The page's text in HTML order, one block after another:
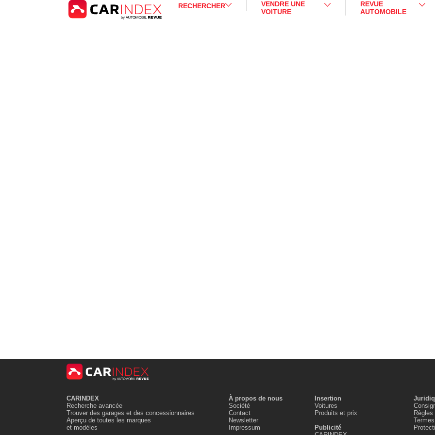
RECHERCHER
VENDRE UNE
VOITURE
REVUE
AUTOMOBILE
CARINDEX
Recherche avancée
Trouver des garages et des concessionnaires
Aperçu de toutes les marques
et modèles
À propos de nous
Société
Contact
Newsletter
Impressum
Insertion
Voitures
Produits et prix
Publicité